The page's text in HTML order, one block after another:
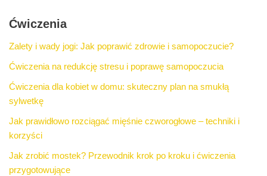
Ćwiczenia
Zalety i wady jogi: Jak poprawić zdrowie i samopoczucie?
Ćwiczenia na redukcję stresu i poprawę samopoczucia
Ćwiczenia dla kobiet w domu: skuteczny plan na smukłą
sylwetkę
Jak prawidłowo rozciągać mięśnie czworogłowe – techniki i
korzyści
Jak zrobić mostek? Przewodnik krok po kroku i ćwiczenia
przygotowujące